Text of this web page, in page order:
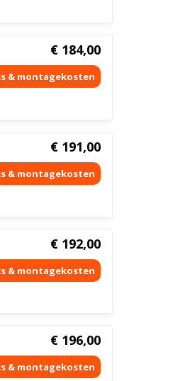
€ 184,00
€ 191,00
€ 192,00
€ 196,00